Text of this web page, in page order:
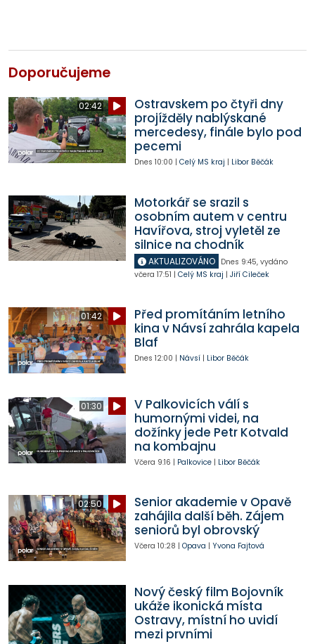
Doporučujeme
02:42
Ostravskem po čtyři dny
projížděly nablýskané
mercedesy, finále bylo pod
pecemi
Dnes 10:00 | Celý MS kraj | Libor Běčák
Motorkář se srazil s
osobním autem v centru
Havířova, stroj vyletěl ze
silnice na chodník
AKTUALIZOVÁNO Dnes 9:45, vydáno
včera 17:51 | Celý MS kraj | Jiří Cileček
01:42
Před promítáním letního
kina v Návsí zahrála kapela
Blaf
Dnes 12:00 | Návsí| Libor Běčák
01:30
V Palkovicích válí s
humornými videi, na
dožínky jede Petr Kotvald
na kombajnu
Včera 9:16 | Palkovice| Libor Běčák
02:50
Senior akademie v Opavě
zahájila další běh. Zájem
seniorů byl obrovský
Včera 10:28 | Opava | Yvona Fajtová
Nový český film Bojovník
ukáže ikonická místa
Ostravy, místní ho uvidí
mezi prvními